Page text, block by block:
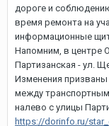
дороге и
время ремонта на
информационные
Напомним, в центре
Партизанская - ул.
Изменения
между
налево с улицы
https://dorinfo.ru/